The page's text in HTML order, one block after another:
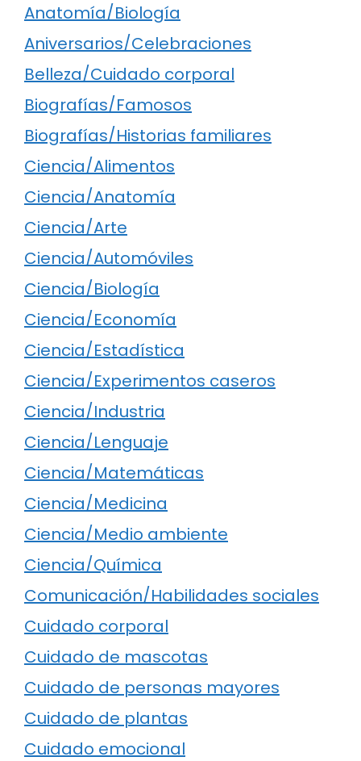
Anatomía/Biología
Aniversarios/Celebraciones
Belleza/Cuidado corporal
Biografías/Famosos
Biografías/Historias familiares
Ciencia/Alimentos
Ciencia/Anatomía
Ciencia/Arte
Ciencia/Automóviles
Ciencia/Biología
Ciencia/Economía
Ciencia/Estadística
Ciencia/Experimentos caseros
Ciencia/Industria
Ciencia/Lenguaje
Ciencia/Matemáticas
Ciencia/Medicina
Ciencia/Medio ambiente
Ciencia/Química
Comunicación/Habilidades sociales
Cuidado corporal
Cuidado de mascotas
Cuidado de personas mayores
Cuidado de plantas
Cuidado emocional